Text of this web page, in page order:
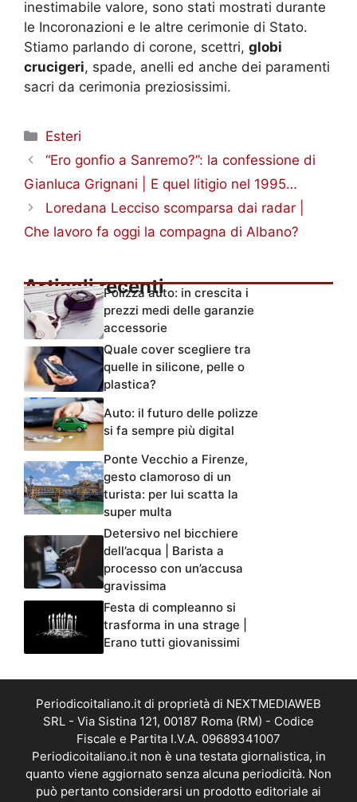
inestimabile valore, sono stati mostrati durante
le Incoronazioni e le altre cerimonie di Stato.
Stiamo parlando di corone, scettri, globi
crucigeri, spade, anelli ed anche dei paramenti
sacri da cerimonia preziosissimi.
Categorie
Esteri
“Ero gonfio a Sanremo?”: la confessione di
Gianluca Grignani | E quel litigio nel 1995…
Loredana Lecciso scomparsa dai radar |
Che lavoro fa oggi la compagna di Albano?
Articoli recentiPolizza auto: in crescita i
prezzi medi delle garanzie
accessorie
Quale cover scegliere tra
quelle in silicone, pelle o
plastica?
Auto: il futuro delle polizze
si fa sempre più digital
Ponte Vecchio a Firenze,
gesto clamoroso di un
turista: per lui scatta la
super multa
Detersivo nel bicchiere
dell’acqua | Barista a
processo con un’accusa
gravissima
Festa di compleanno si
trasforma in una strage |
Erano tutti giovanissimi
Periodicoitaliano.it di proprietà di NEXTMEDIAWEB
SRL - Via Sistina 121, 00187 Roma (RM) - Codice
Fiscale e Partita I.V.A. 09689341007
Periodicoitaliano.it non è una testata giornalistica, in
quanto viene aggiornato senza alcuna periodicità. Non
può pertanto considerarsi un prodotto editoriale ai